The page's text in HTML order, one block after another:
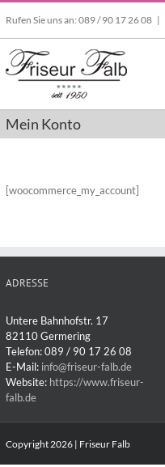
Rufen Sie uns an: 089 / 90 17 26 08 |
Mein Konto
[woocommerce_my_account]
ADRESSE
Untere Bahnhofstr. 17
82110 Germering
Telefon: 089 / 90 17 26 08
E-Mail: info@friseur-falb.de
Website: https://www.friseur-
falb.de
Copyright2026 | Friseur Falb